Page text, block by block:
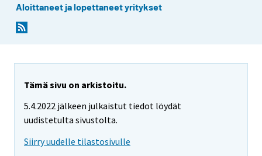
Aloittaneet ja lopettaneet yritykset
Tämä sivu on arkistoitu.
5.4.2022 jälkeen julkaistut tiedot löydät
uudistetulta sivustolta.
Siirry uudelle tilastosivulle